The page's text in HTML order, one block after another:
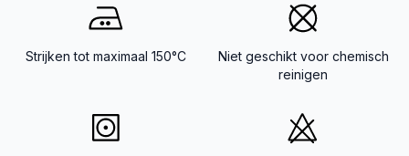
Strijken tot maximaal 150°C
Niet geschikt voor chemisch
reinigen